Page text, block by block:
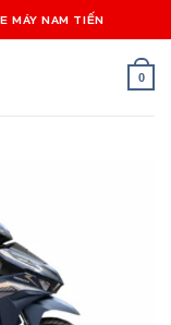
MÁY NAM TIẾN
0